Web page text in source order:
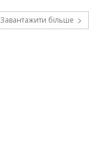
Завантажити більше